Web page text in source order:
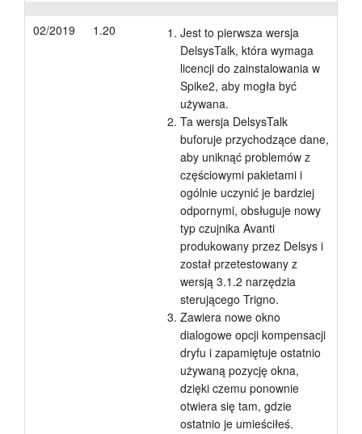
02/2019 1.20
Jest to pierwsza wersja
DelsysTalk, która wymaga
licencji do zainstalowania w
Spike2, aby mogła być
używana.
Ta wersja DelsysTalk
buforuje przychodzące dane,
aby uniknąć problemów z
częściowymi pakietami i
ogólnie uczynić je bardziej
odpornymi, obsługuje nowy
typ czujnika Avanti
produkowany przez Delsys i
został przetestowany z
wersją 3.1.2 narzędzia
sterującego Trigno.
Zawiera nowe okno
dialogowe opcji kompensacji
dryfu i zapamiętuje ostatnio
używaną pozycję okna,
dzięki czemu ponownie
otwiera się tam, gdzie
ostatnio je umieściłeś.